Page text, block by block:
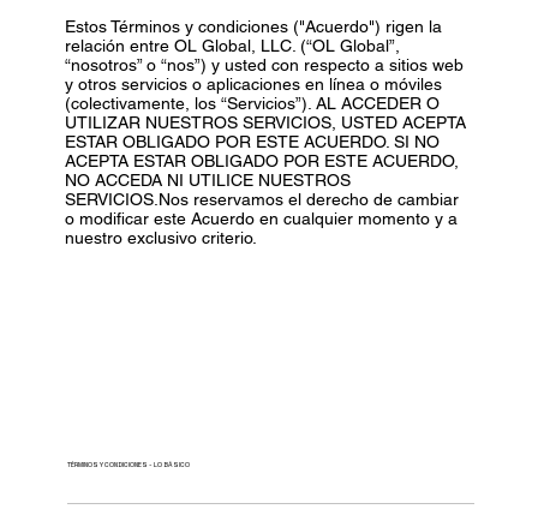
Estos Términos y condiciones ("Acuerdo") rigen la
relación entre OL Global, LLC. (“OL Global”,
“nosotros” o “nos”) y usted con respecto a sitios web
y otros servicios o aplicaciones en línea o móviles
(colectivamente, los “Servicios”). AL ACCEDER O
UTILIZAR NUESTROS SERVICIOS, USTED ACEPTA
ESTAR OBLIGADO POR ESTE ACUERDO. SI NO
ACEPTA ESTAR OBLIGADO POR ESTE ACUERDO,
NO ACCEDA NI UTILICE NUESTROS
SERVICIOS. Nos reservamos el derecho de cambiar
o modificar este Acuerdo en cualquier momento y a
nuestro exclusivo criterio.
TÉRMINOS Y CONDICIONES - LO BÁSICO